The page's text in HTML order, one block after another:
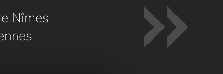
Nîmes